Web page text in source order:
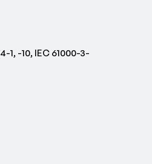
1, -10, IEC 61000-3-